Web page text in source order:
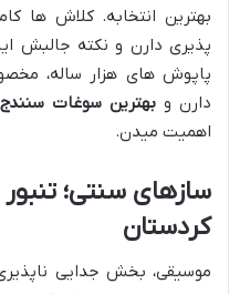
بهترین انتخابه. کلاش ها
پذیری دارن و نکته جالبش
پاپوش های هزار ساله،
دارن و بهترین سوغات سنندج
اهمیت میدن.
سازهای سنتی؛
کردستان
موسیقی، بخش جدایی